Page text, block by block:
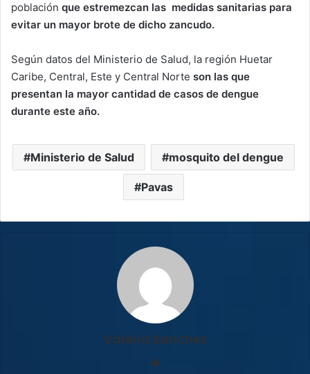
población que estremezcan las medidas sanitarias para
evitar un mayor brote de dicho zancudo.
Según datos del Ministerio de Salud, la región Huetar
Caribe, Central, Este y Central Norte son las que
presentan la mayor cantidad de casos de dengue
durante este año.
Ministerio de Salud mosquito del dengue
Pavas
Valeria Sanchez